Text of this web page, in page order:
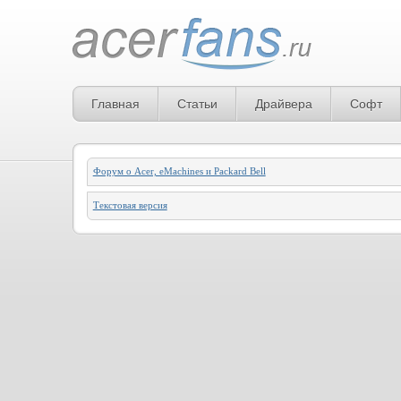
Главная Статьи Драйвера Софт
Форум о Acer, eMachines и Packard Bell
Текстовая версия